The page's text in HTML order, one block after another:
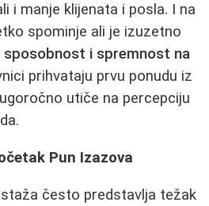
i manje klijenata i posla. I na
spominje ali je izuzetno
sposobnost i spremnost na
prihvataju prvu ponudu iz
utiče na percepciju
Pun Izazova
često predstavlja težak